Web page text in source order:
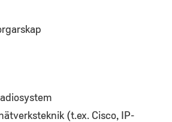
(t.ex. Cisco, IP-